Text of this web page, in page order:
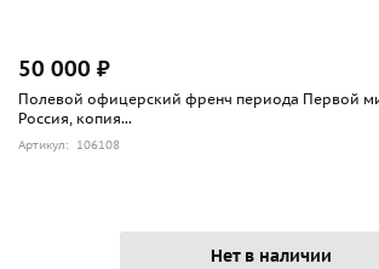
50 000 ₽
Полевой офицерский френч периода Первой
Россия, копия...
Артикул: 106108
Нет в наличии